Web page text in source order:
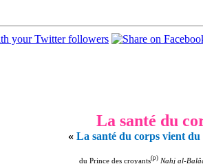
La santé du
« La santé du corps vient du
du Prince des croyants(p) Nahj al-